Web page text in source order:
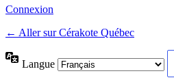
Connexion
← Aller sur Cérakote Québec
Langue